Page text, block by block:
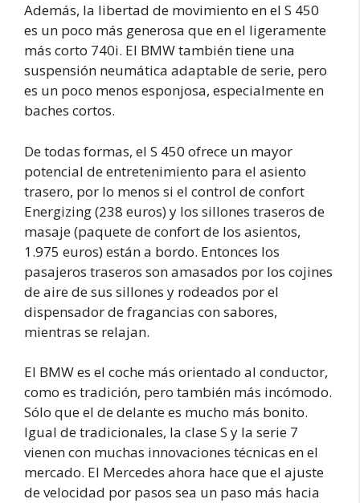
Además, la libertad de movimiento en el S 450
es un poco más generosa que en el ligeramente
más corto 740i. El BMW también tiene una
suspensión neumática adaptable de serie, pero
es un poco menos esponjosa, especialmente en
baches cortos.
De todas formas, el S 450 ofrece un mayor
potencial de entretenimiento para el asiento
trasero, por lo menos si el control de confort
Energizing (238 euros) y los sillones traseros de
masaje (paquete de confort de los asientos,
1.975 euros) están a bordo. Entonces los
pasajeros traseros son amasados por los cojines
de aire de sus sillones y rodeados por el
dispensador de fragancias con sabores,
mientras se relajan.
El BMW es el coche más orientado al conductor,
como es tradición, pero también más incómodo.
Sólo que el de delante es mucho más bonito.
Igual de tradicionales, la clase S y la serie 7
vienen con muchas innovaciones técnicas en el
mercado. El Mercedes ahora hace que el ajuste
de velocidad por pasos sea un paso más hacia